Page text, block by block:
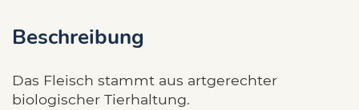
Beschreibung
Das Fleisch stammt aus artgerechter
biologischer Tierhaltung.